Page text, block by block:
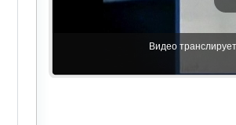
Видео